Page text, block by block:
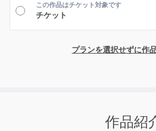
この作品はチケット対象です
チケット
プランを選択せずに作
作品紹